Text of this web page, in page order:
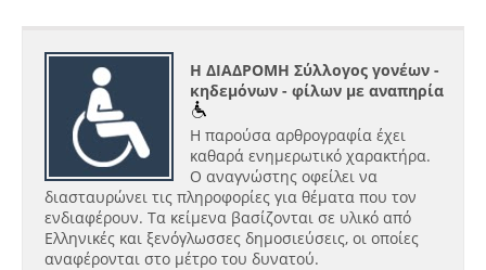
Η ΔΙΑΔΡΟΜΗ Σύλλογος γονέων -
κηδεμόνων - φίλων με αναπηρία
Η παρούσα αρθρογραφία έχει
καθαρά ενημερωτικό χαρακτήρα.
Ο αναγνώστης οφείλει να
διασταυρώνει τις πληροφορίες για θέματα που τον
ενδιαφέρουν. Τα κείμενα βασίζονται σε υλικό από
Ελληνικές και ξενόγλωσσες δημοσιεύσεις, οι οποίες
αναφέρονται στο μέτρο του δυνατού.